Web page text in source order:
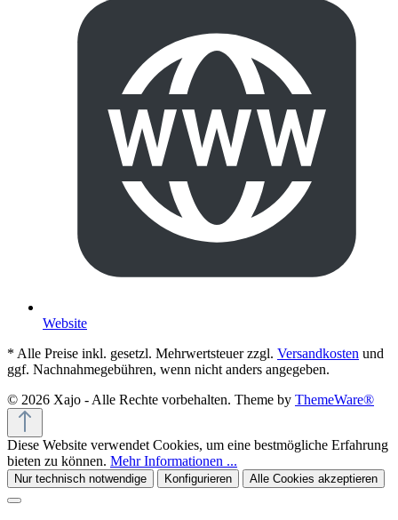
Website
* Alle Preise inkl. gesetzl. Mehrwertsteuer zzgl. Versandkosten und
ggf. Nachnahmegebühren, wenn nicht anders angegeben.
© 2026 Xajo - Alle Rechte vorbehalten. Theme by ThemeWare®
Diese Website verwendet Cookies, um eine bestmögliche Erfahrung
bieten zu können. Mehr Informationen ...
Nur technisch notwendige Konfigurieren Alle Cookies akzeptieren